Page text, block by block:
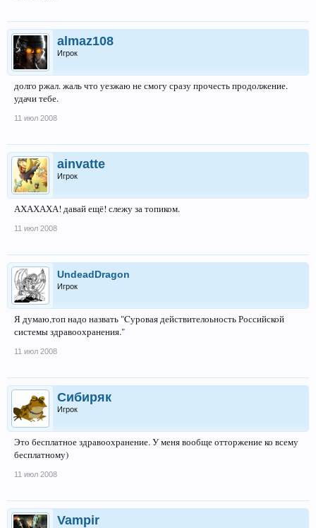
almaz108
Игрок
долго ржал. жаль что уезжаю не смогу сразу прочесть продолжение.
удачи тебе.
11 июл 2008
ainvatte
Игрок
АХАХАХА! давай ещё! слежу за топиком.
11 июл 2008
UndeadDragon
Игрок
Я думаю,топ надо назвать "Cуровая действителоьность Российской
системы здравоохранения."
11 июл 2008
Сибиряк
Игрок
Это бесплатное здравоохранение. У меня вообще отторжение ко всему
бесплатному)
11 июл 2008
Vampir